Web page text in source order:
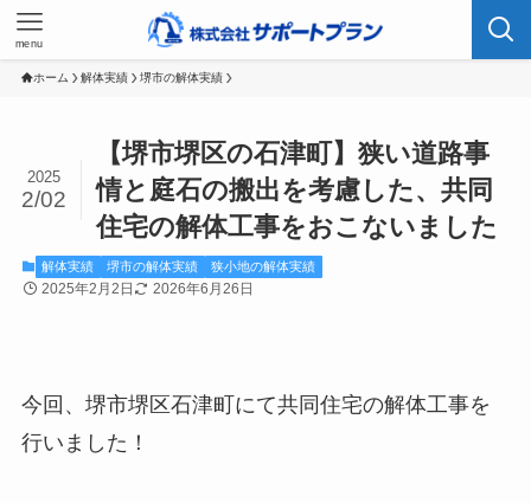
menu
ホーム 解体実績 堺市の解体実績
【堺市堺区の石津町】狭い道路事
情と庭石の搬出を考慮した、共同
住宅の解体工事をおこないました
2025
2/02
解体実績 堺市の解体実績 狭小地の解体実績
2025年2月2日 2026年6月26日
今回、堺市堺区石津町にて共同住宅の解体工事を
行いました！